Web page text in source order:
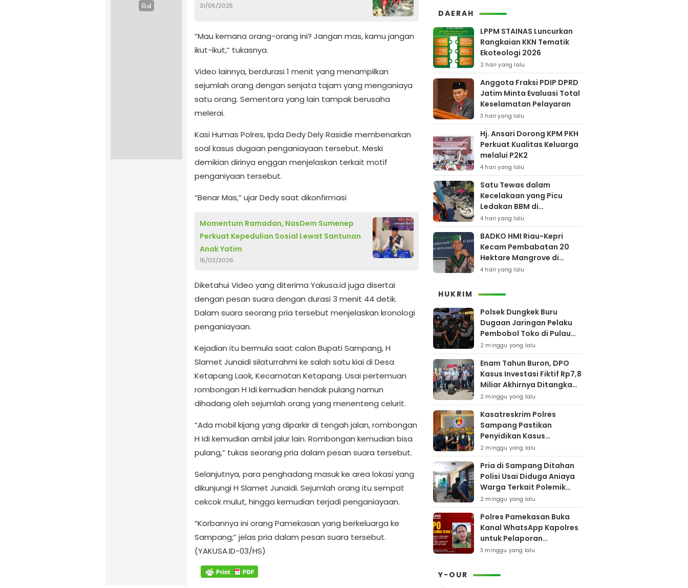
31/05/2025
“Mau kemana orang-orang ini? Jangan mas, kamu jangan
ikut-ikut,” tukasnya.
Video lainnya, berdurasi 1 menit yang menampilkan
sejumlah orang dengan senjata tajam yang menganiaya
satu orang. Sementara yang lain tampak berusaha
melerai.
Kasi Humas Polres, Ipda Dedy Dely Rasidie membenarkan
soal kasus dugaan penganiayaan tersebut. Meski
demikian dirinya enggan menjelaskan terkait motif
penganiyaan tersebut.
“Benar Mas,” ujar Dedy saat dikonfirmasi
Momentum Ramadan, NasDem Sumenep
Perkuat Kepedulian Sosial Lewat Santunan
Anak Yatim
15/03/2026
Diketahui Video yang diterima Yakusa.id juga disertai
dengan pesan suara dengan durasi 3 menit 44 detik.
Dalam suara seorang pria tersebut menjelaskan kronologi
penganiayaan.
Kejadian itu bermula saat calon Bupati Sampang, H
Slamet Junaidi silaturrahmi ke salah satu kiai di Desa
Ketapang Laok, Kecamatan Ketapang. Usai pertemuan
rombongan H Idi kemudian hendak pulang namun
dihadang oleh sejumlah orang yang menenteng celurit.
“Ada mobil kijang yang diparkir di tengah jalan, rombongan
H Idi kemudian ambil jalur lain. Rombongan kemudian bisa
pulang,” tukas seorang pria dalam pesan suara tersebut.
Selanjutnya, para penghadang masuk ke area lokasi yang
dikunjungi H Slamet Junaidi. Sejumlah orang itu sempat
cekcok mulut, hingga kemudian terjadi penganiayaan.
“Korbannya ini orang Pamekasan yang berkeluarga ke
Sampang;” jelas pria dalam pesan suara tersebut.
(YAKUSA.ID-03/HS)
DAERAH
LPPM STAINAS Luncurkan
Rangkaian KKN Tematik
Ekoteologi 2026
2 hari yang lalu
Anggota Fraksi PDIP DPRD
Jatim Minta Evaluasi Total
Keselamatan Pelayaran
3 hari yang lalu
Hj. Ansari Dorong KPM PKH
Perkuat Kualitas Keluarga
melalui P2K2
4 hari yang lalu
Satu Tewas dalam
Kecelakaan yang Picu
Ledakan BBM di
Pamekasan
4 hari yang lalu
BADKO HMI Riau-Kepri
Kecam Pembabatan 20
Hektare Mangrove di
Bengkalis
4 hari yang lalu
HUKRIM
Polsek Dungkek Buru
Dugaan Jaringan Pelaku
Pembobol Toko di Pulau
Gili Iyang
2 minggu yang lalu
Enam Tahun Buron, DPO
Kasus Investasi Fiktif Rp7,8
Miliar Akhirnya Ditangkap
Polres Pamekasan
2 minggu yang lalu
Kasatreskrim Polres
Sampang Pastikan
Penyidikan Kasus
Rudapaksa Anak Berjalan
Sesuai Fakta Hukum
2 minggu yang lalu
Pria di Sampang Ditahan
Polisi Usai Diduga Aniaya
Warga Terkait Polemik
Bansos
2 minggu yang lalu
Polres Pamekasan Buka
Kanal WhatsApp Kapolres
untuk Pelaporan
Keberadaan DPO AEF
3 minggu yang lalu
Y-OUR